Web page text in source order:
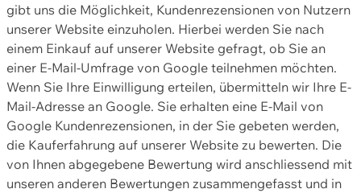
gibt uns die Möglichkeit, Kundenrezensionen von Nutzern
unserer Website einzuholen. Hierbei werden Sie nach
einem Einkauf auf unserer Website gefragt, ob Sie an
einer E-Mail-Umfrage von Google teilnehmen möchten.
Wenn Sie Ihre Einwilligung erteilen, übermitteln wir Ihre E-
Mail-Adresse an Google. Sie erhalten eine E-Mail von
Google Kundenrezensionen, in der Sie gebeten werden,
die Kauferfahrung auf unserer Website zu bewerten. Die
von Ihnen abgegebene Bewertung wird anschliessend mit
unseren anderen Bewertungen zusammengefasst und in